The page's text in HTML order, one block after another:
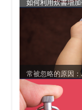
如何利用炊書增
常被忽略的原因